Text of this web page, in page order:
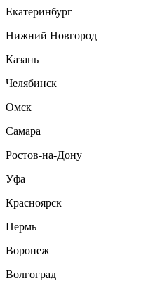
Екатеринбург
Нижний Новгород
Казань
Челябинск
Омск
Самара
Ростов-на-Дону
Уфа
Красноярск
Пермь
Воронеж
Волгоград